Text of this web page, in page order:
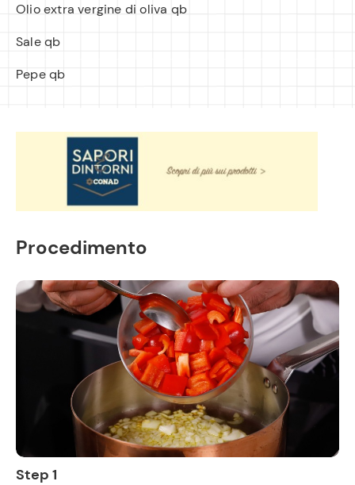
Olio extra vergine di oliva qb
Sale qb
Pepe qb
Procedimento
Step 1